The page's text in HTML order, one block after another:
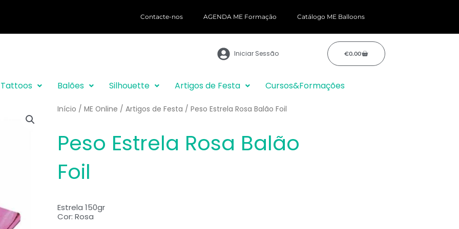
Contacte-nos AGENDA ME Formação Catálogo ME Balloons
Iniciar Sessão €0.00CARRINHO
Balões Silhouette Artigos de Festa Cursos&Formações
Início / ME Online / Artigos de Festa / Peso Estrela Rosa Balão Foil
Peso Estrela Rosa Balão
Foil
Estrela 150gr
Cor: Rosa